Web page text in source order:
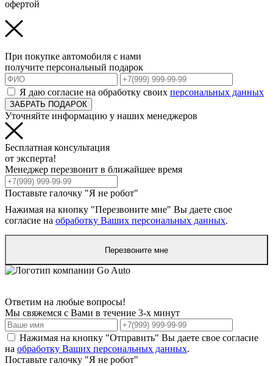
офертой
При покупке автомобиля с нами
получите персональный подарок
Я даю согласие на обработку своих персональных данных
ЗАБРАТЬ ПОДАРОК
Уточняйте информацию у наших менеджеров
Бесплатная консультация
от эксперта!
Менеджер перезвонит в ближайшее время
Поставьте галочку "Я не робот"
Нажимая на кнопку "Перезвоните мне" Вы даете свое
согласие на обработку Ваших персональных данных.
Перезвоните мне
Ответим на любые вопросы!
Мы свяжемся с Вами в течение 3-х минут
Нажимая на кнопку "Отправить" Вы даете свое согласие
на обработку Ваших персональных данных.
Поставьте галочку "Я не робот"